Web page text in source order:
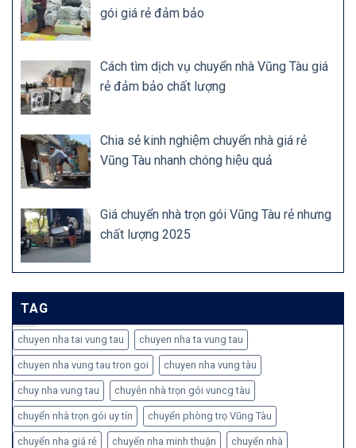
gói giá rẻ đảm bảo
Cách tìm dịch vụ chuyển nhà Vũng Tàu giá
rẻ đảm bảo chất lượng
Chia sẻ kinh nghiệm chuyển nhà giá rẻ
Vũng Tàu nhanh chóng hiệu quả
Giá chuyển nhà trọn gói Vũng Tàu rẻ nhưng
chất lượng 2025
TAG
chuyen nha tai vung tau chuyen nha ta vung tau
chuyen nha vung tau tron goi chuyen nha vung tàu
chuy nha vung tau chuyên nhà trọn gói vuncg tàu
chuyển nhà trọn gói uy tín chuyển phòng trọ Vũng Tàu
chuyển nha giá rẻ chuyển nha minh thuận chuyển nhà